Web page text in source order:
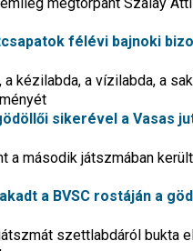
félévi bajnoki
kézilabda, a vízilabda, a
sikerével a Vasas
a második játszmában
a BVSC rostáján a
szettlabdáról bukta